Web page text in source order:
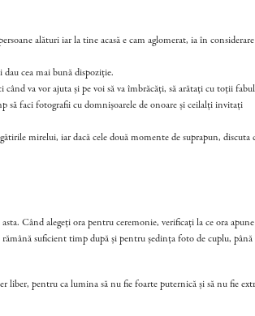
alături iar la tine acasă e cam aglomerat, ia în
dau cea mai bună dispoziție.
când va vor ajuta și pe voi să va îmbrăcăți, să arătați cu toții
să faci fotografii cu domnișoarele de onoare și ceilalți invitați
mirelui, iar dacă cele două momente de suprapun, discuta
Când alegeți ora pentru ceremonie, verificați la ce ora apune
suficient timp după și pentru ședința foto de cuplu, până
liber, pentru ca lumina să nu fie foarte puternică și să nu fie